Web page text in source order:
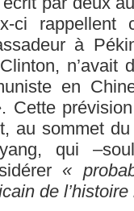
ci
à
n’avait
en
. Cette
au sommet
qui
«
de